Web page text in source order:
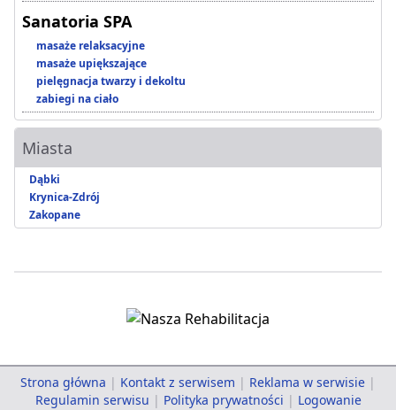
Sanatoria SPA
masaże relaksacyjne
masaże upiększające
pielęgnacja twarzy i dekoltu
zabiegi na ciało
Miasta
Dąbki
Krynica-Zdrój
Zakopane
Strona główna | Kontakt z serwisem | Reklama w serwisie |
Regulamin serwisu | Polityka prywatności | Logowanie